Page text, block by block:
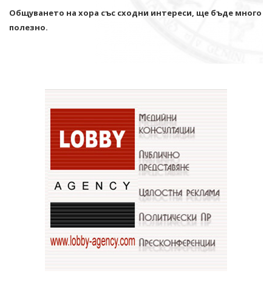
Общуването на хора със сходни интереси, ще бъде много
полезно.